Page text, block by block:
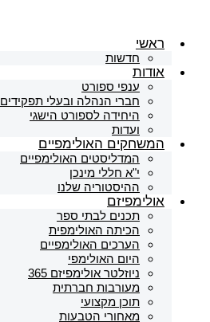
ראשי
חדשות
אודות
ענפי ספורט
חברי הנהלה ובעלי תפקידים
היחידה לספורט הישגי
ועדות
המשחקים האולימפיים
המדליסטים האולימפיים
י"א חללי מינכן
ההיסטוריה שלנו
אולימפיזם
תכנים לבתי ספר
הכיתה האולימפית
הערכים האולימפיים
היום האולימפי
ניוזלטר אולימפיזם 365
מעורבות חברתית
תוכן מקצועי
מאחורי הטבעות